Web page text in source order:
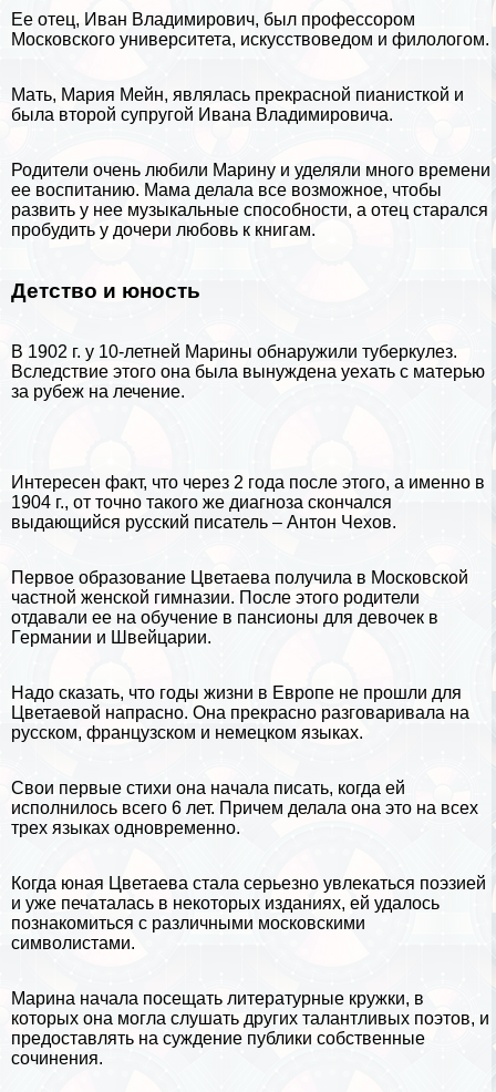
Ее отец, Иван Владимирович, был профессором
Московского университета, искусствоведом и филологом.
Мать, Мария Мейн, являлась прекрасной пианисткой и
была второй супругой Ивана Владимировича.
Родители очень любили Марину и уделяли много времени
ее воспитанию. Мама делала все возможное, чтобы
развить у нее музыкальные способности, а отец старался
пробудить у дочери любовь к книгам.
Детство и юность
В 1902 г. у 10-летней Марины обнаружили туберкулез.
Вследствие этого она была вынуждена уехать с матерью
за рубеж на лечение.
Интересен факт, что через 2 года после этого, а именно в
1904 г., от точно такого же диагноза скончался
выдающийся русский писатель – Антон Чехов.
Первое образование Цветаева получила в Московской
частной женской гимназии. После этого родители
отдавали ее на обучение в пансионы для девочек в
Германии и Швейцарии.
Надо сказать, что годы жизни в Европе не прошли для
Цветаевой напрасно. Она прекрасно разговаривала на
русском, французском и немецком языках.
Свои первые стихи она начала писать, когда ей
исполнилось всего 6 лет. Причем делала она это на всех
трех языках одновременно.
Когда юная Цветаева стала серьезно увлекаться поэзией
и уже печаталась в некоторых изданиях, ей удалось
познакомиться с различными московскими
символистами.
Марина начала посещать литературные кружки, в
которых она могла слушать других талантливых поэтов, и
предоставлять на суждение публики собственные
сочинения.